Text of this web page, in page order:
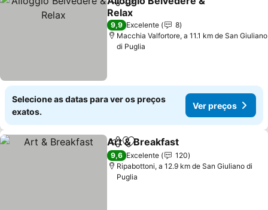
PartilharAdicionar aos favoritos
Relax
Ver preços
9,9 Excelente
8
Macchia Valfortore, a 11.1 km de San Giuliano
di Puglia
Selecione as datas para ver os preços
exatos.
Ver preços
PartilharAdicionar aos favoritos
Art & Breakfast
9,6 Excelente
120
Ripabottoni, a 12.9 km de San Giuliano di
Puglia